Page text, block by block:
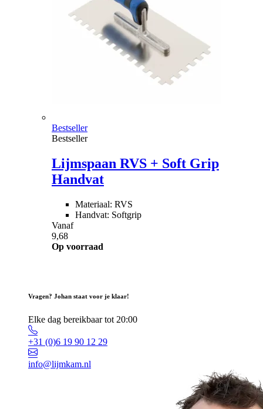
Bestseller
Bestseller
Lijmspaan RVS + Soft Grip
Handvat
Materiaal: RVS
Handvat: Softgrip
Vanaf
9,68
Op voorraad
Vragen? Johan staat voor je klaar!
Elke dag bereikbaar tot 20:00
+31 (0)6 19 90 12 29
info@lijmkam.nl